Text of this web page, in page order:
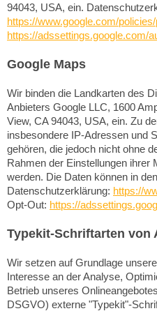
94043, USA, ein.
https://www.google.com/
https://adssettings.google.com/
Google Maps
Wir binden die Landkarten des
Anbieters Google LLC, 1600
View, CA 94043, USA, ein. Zu
insbesondere IP-Adressen und
gehören, die jedoch nicht ohne
Rahmen der Einstellungen ihrer
werden. Die Daten können in
Datenschutzerklärung: https://
Opt-Out: https://
Typekit-Schriftarten von
Wir setzen auf Grundlage
Interesse an der Analyse,
Betrieb unseres
DSGVO) externe "Typekit"-